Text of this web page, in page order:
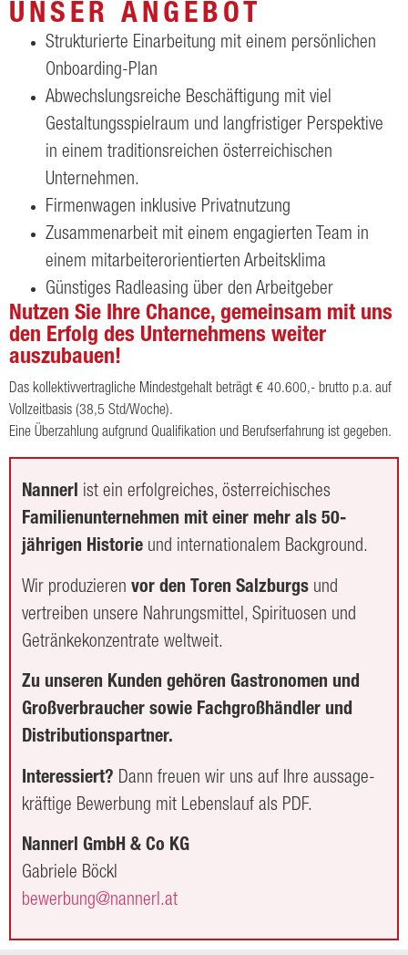
UNSER ANGEBOT
Strukturierte Einarbeitung mit einem persönlichen
Onboarding-Plan
Abwechslungsreiche Beschäftigung mit viel
Gestaltungsspielraum und langfristiger Perspektive
in einem traditionsreichen österreichischen
Unternehmen.
Firmenwagen inklusive Privatnutzung
Zusammenarbeit mit einem engagierten Team in
einem mitarbeiterorientierten Arbeitsklima
Günstiges Radleasing über den Arbeitgeber
Nutzen Sie Ihre Chance, gemeinsam mit uns
den Erfolg des Unternehmens weiter
auszubauen!
Das kollektivvertragliche Mindestgehalt beträgt € 40.600,- brutto p.a. auf
Vollzeitbasis (38,5 Std/Woche).
Eine Überzahlung aufgrund Qualifikation und Berufserfahrung ist gegeben.
Nannerl ist ein erfolgreiches, österreichisches
Familienunternehmen mit einer mehr als 50-
jährigen Historie und internationalem Background.
Wir produzieren vor den Toren Salzburgs und
vertreiben unsere Nahrungsmittel, Spiri­tuosen und
Getränkekonzentrate weltweit.
Zu unseren Kunden gehören Gastronomen und
Großverbraucher sowie Fachgroßhändler und
Distributionspartner.
Interessiert? Dann freuen wir uns auf Ihre aussage­
kräftige Bewerbung mit Lebenslauf als PDF.
Nannerl GmbH & Co KG
Gabriele Böckl
ta.lr
ennan
@gnub
reweb